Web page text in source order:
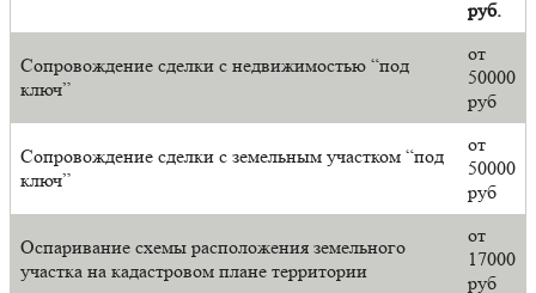
руб.
Сопровождение сделки с недвижимостью “под
ключ”
от
50000
руб
Сопровождение сделки с земельным участком “под
ключ”
от
50000
руб
Оспаривание схемы расположения земельного
участка на кадастровом плане территории
от
17000
руб